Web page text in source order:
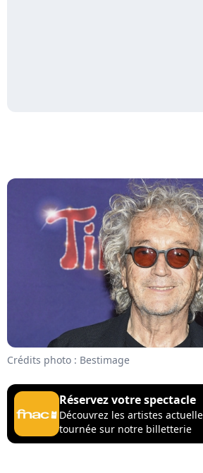
Crédits photo : Bestimage
Réservez votre spectacle
Découvrez les artistes
tournée sur notre billetterie